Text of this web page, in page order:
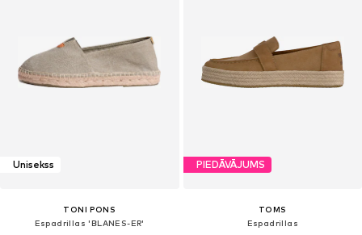
Unisekss
TONI PONS
Espadrillas 'BLANES-ER'
PIEDĀVĀJUMS
TOMS
Espadrillas